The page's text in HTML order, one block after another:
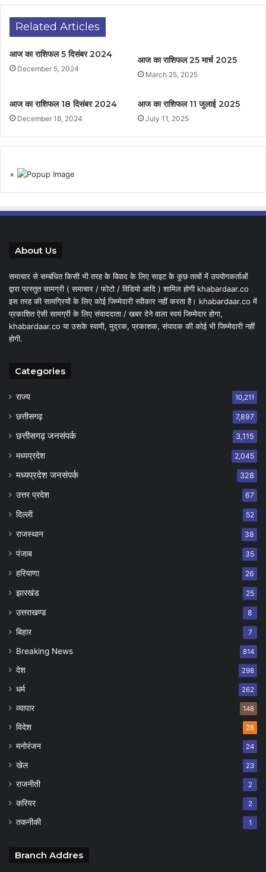
Related Articles
आज का राशिफल 5 दिसंबर 2024
December 5, 2024
आज का राशिफल 25 मार्च 2025
March 25, 2025
आज का राशिफल 18 दिसंबर 2024
December 18, 2024
आज का राशिफल 11 जुलाई 2025
July 11, 2025
×
About Us
समाचार से सम्बंधित किसी भी तरह के विवाद के लिए साइट के कुछ तत्वों में उपयोगकर्ताओं
द्वारा प्रस्तुत सामग्री ( समाचार / फोटो / विडियो आदि ) शामिल होगी khabardaar.co
इस तरह की सामग्रियों के लिए कोई जिम्मेदारी स्वीकार नहीं करता है। khabardaar.co में
प्रकाशित ऐसी सामग्री के लिए संवाददाता / खबर देने वाला स्वयं जिम्मेदार होगा,
khabardaar.co या उसके स्वामी, मुद्रक, प्रकाशक, संपादक की कोई भी जिम्मेदारी नहीं
होगी.
Categories
राज्य 10,211
छत्तीसगढ़ 7,897
छत्तीसगढ़ जनसंपर्क 3,115
मध्यप्रदेश 2,045
मध्यप्रदेश जनसंपर्क 328
उत्तर प्रदेश 67
दिल्ली 52
राजस्थान 38
पंजाब 35
हरियाणा 26
झारखंड 25
उत्तराखण्ड 8
बिहार 7
Breaking News 814
देश 298
धर्म 262
व्यापार 148
विदेश 28
मनोरंजन 24
खेल 23
राजनीती 2
करियर 2
तकनीकी 1
Branch Addres